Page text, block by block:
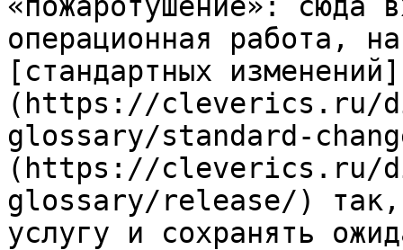
операционная работа,
[стандартных изменений]
(https://cleverics.ru/
glossary/standard-
(https://cleverics.ru/
glossary/release/) так,
услугу и сохранять